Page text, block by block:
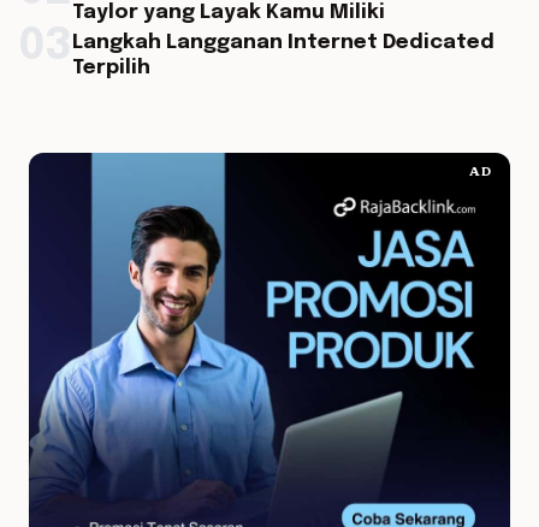
Taylor yang Layak Kamu Miliki
Langkah Langganan Internet Dedicated
Terpilih
AD